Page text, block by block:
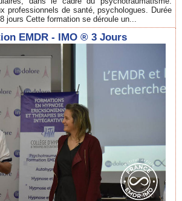
professionnels de santé, psychologues. Durée
jours Cette formation se déroule un...
EMDR - IMO ® 3 Jours